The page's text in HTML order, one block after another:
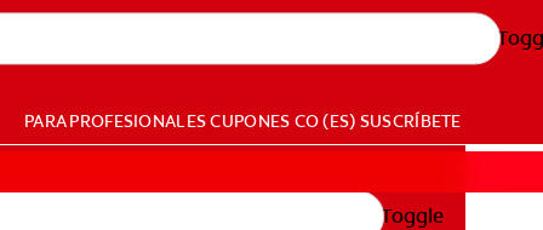
PARA PROFESIONALESCUPONES CO (ES) SUSCRÍBETE
Toggle